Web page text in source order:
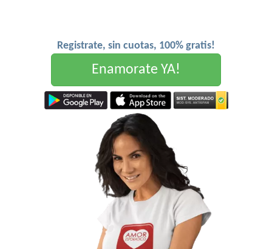
Registrate, sin cuotas, 100% gratis!
Enamorate YA!